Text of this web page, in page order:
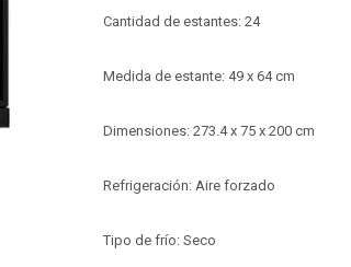
Cantidad de estantes: 24
Medida de estante: 49 x 64 cm
Dimensiones: 273.4 x 75 x 200 cm
Refrigeración: Aire forzado
Tipo de frío: Seco